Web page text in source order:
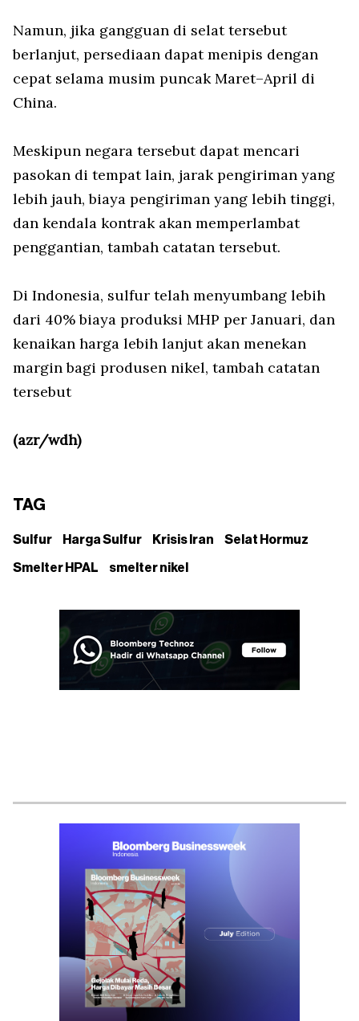
Namun, jika gangguan di selat tersebut
berlanjut, persediaan dapat menipis dengan
cepat selama musim puncak Maret–April di
China.
Meskipun negara tersebut dapat mencari
pasokan di tempat lain, jarak pengiriman yang
lebih jauh, biaya pengiriman yang lebih tinggi,
dan kendala kontrak akan memperlambat
penggantian, tambah catatan tersebut.
Di Indonesia, sulfur telah menyumbang lebih
dari 40% biaya produksi MHP per Januari, dan
kenaikan harga lebih lanjut akan menekan
margin bagi produsen nikel, tambah catatan
tersebut
(azr/wdh)
TAG
Sulfur Harga Sulfur Krisis Iran Selat Hormuz
Smelter HPAL smelter nikel